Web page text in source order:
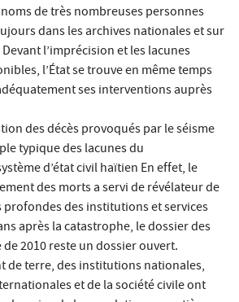
de très nombreuses personnes
dans les archives nationales et sur
l’imprécision et les lacunes
l’État se trouve en même temps
ses interventions auprès
des décès provoqués par le séisme
typique des lacunes du
d’état civil haïtien En effet, le
des morts a servi de révélateur de
des institutions et services
après la catastrophe, le dossier des
2010 reste un dossier ouvert.
de terre, des institutions nationales,
et de la société civile ont